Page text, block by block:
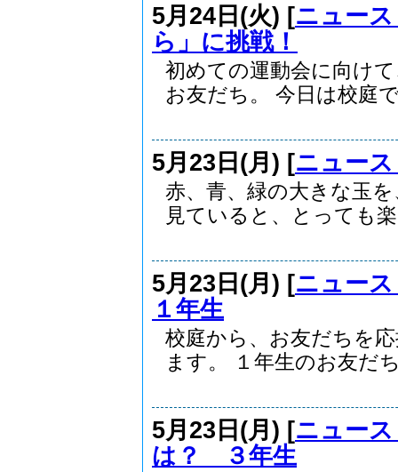
5月24日(火) [ニュー
ら」に挑戦！
初めての運動会に向け
お友だち。 今日は校庭
5月23日(月) [ニュー
赤、青、緑の大きな玉
見ていると、とっても
5月23日(月) [ニュー
１年生
校庭から、お友だちを
ます。 １年生のお友だ
5月23日(月) [ニュー
は？ ３年生